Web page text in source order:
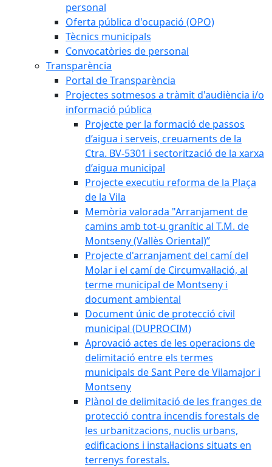
personal
Oferta pública d'ocupació (OPO)
Tècnics municipals
Convocatòries de personal
Transparència
Portal de Transparència
Projectes sotmesos a tràmit d'audiència i/o
informació pública
Projecte per la formació de passos
d’aigua i serveis, creuaments de la
Ctra. BV-5301 i sectorització de la xarxa
d’aigua municipal
Projecte executiu reforma de la Plaça
de la Vila
Memòria valorada "Arranjament de
camins amb tot-u granític al T.M. de
Montseny (Vallès Oriental)”
Projecte d'arranjament del camí del
Molar i el camí de Circumval·lació, al
terme municipal de Montseny i
document ambiental
Document únic de protecció civil
municipal (DUPROCIM)
Aprovació actes de les operacions de
delimitació entre els termes
municipals de Sant Pere de Vilamajor i
Montseny
Plànol de delimitació de les franges de
protecció contra incendis forestals de
les urbanitzacions, nuclis urbans,
edificacions i instal·lacions situats en
terrenys forestals.